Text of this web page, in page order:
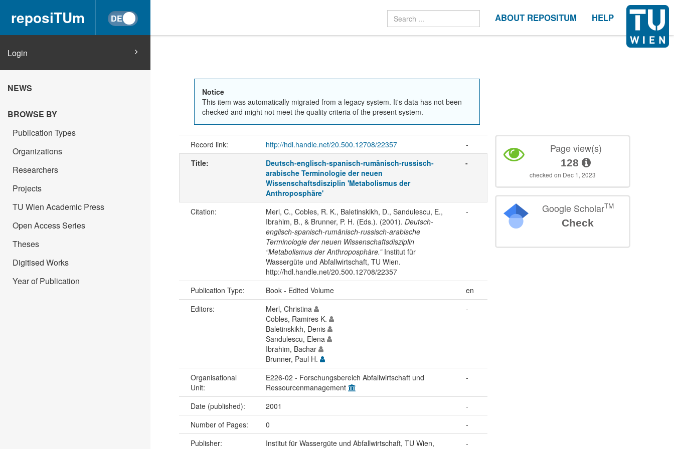
reposiTUm ABOUT REPOSITUM HELP
Login
NEWS
BROWSE BY
Publication Types
Organizations
Researchers
Projects
TU Wien Academic Press
Open Access Series
Theses
Digitised Works
Year of Publication
Notice
This item was automatically migrated from a legacy system. It's data has not been
checked and might not meet the quality criteria of the present system.
Record link: http://hdl.handle.net/20.500.12708/22357
-
Title:
Deutsch-englisch-spanisch-rumänisch-russisch-
arabische Terminologie der neuen
Wissenschaftsdisziplin 'Metabolismus der
Anthroposphäre'
-
Citation:
Merl, C., Cobles, R. K., Baletinskikh, D., Sandulescu, E.,
Ibrahim, B., & Brunner, P. H. (Eds.). (2001). Deutsch-
englisch-spanisch-rumänisch-russisch-arabische
Terminologie der neuen Wissenschaftsdisziplin
“Metabolismus der Anthroposphäre.”Institut für
Wassergüte und Abfallwirtschaft, TU Wien.
http://hdl.handle.net/20.500.12708/22357
-
Publication Type: Book - Edited Volume
en
Editors:
Merl, Christina
Cobles, Ramires K.
Baletinskikh, Denis
Sandulescu, Elena
Ibrahim, Bachar
Brunner, Paul H.
-
Organisational
Unit:
E226-02 - Forschungsbereich Abfallwirtschaft und
Ressourcenmanagement
-
Date (published): 2001
-
Number of Pages:
0
-
Publisher:
Institut für Wassergüte und Abfallwirtschaft, TU Wien,
-
Page view(s)
128
checked on Dec 1, 2023
Google ScholarTM
Check